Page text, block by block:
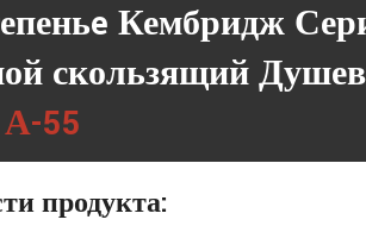
eКембридж
скользящий
55
продукта: